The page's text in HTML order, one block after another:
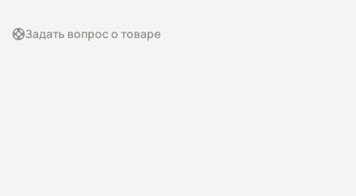
Задать вопрос о товаре